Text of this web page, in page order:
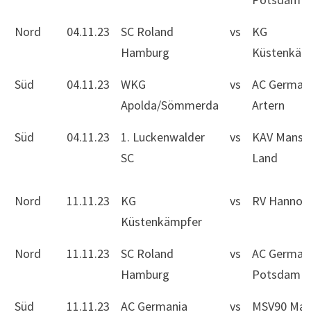
Nord
04.11.23
SC Roland
Hamburg
vs
KG
Süd
04.11.23
WKG
Apolda/Sömmerda
vs
AC
Artern
Süd
04.11.23
1. Luckenwalder
SC
vs
KAV
Land
Nord 11.11.23
KG
Küstenkämpfer
vs RV
Nord 11.11.23
SC Roland
Hamburg
vs
AC
Potsdam II
Süd
11.11.23 AC Germania vs MSV90